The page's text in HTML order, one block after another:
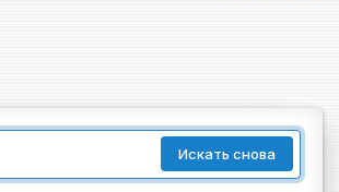
Искать снова